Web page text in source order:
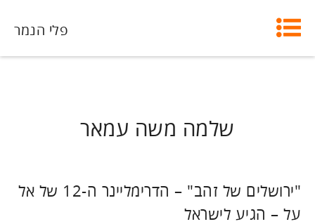
פלי הנמר
שלמה משה עמאר
"ירושלים של זהב" – הדרימליינר ה-12 של אל
על – הגיע לישראל